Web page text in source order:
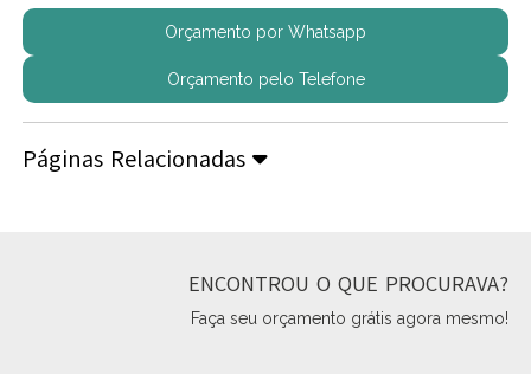
Orçamento por Whatsapp
Orçamento pelo Telefone
Páginas Relacionadas
ENCONTROU O QUE PROCURAVA?
Faça seu orçamento grátis agora mesmo!